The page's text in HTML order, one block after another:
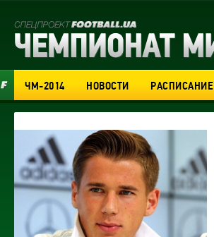
ЧМ-2014 НОВОСТИ РАСПИСАНИЕ